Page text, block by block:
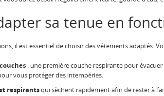
sa tenue en
il est essentiel de choisir des vêtements adaptés.
: une première couche respirante pour
vous protéger des intempéries.
respirantsqui sèchent rapidement afin de rester à